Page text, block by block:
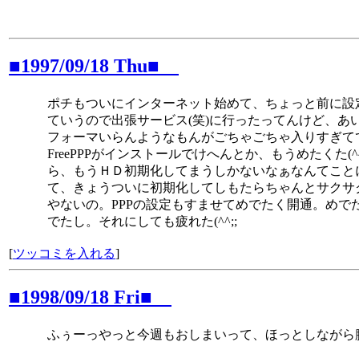
■1997/09/18 Thu■
ポチもついにインターネット始めて、ちょっと前に設
ていうので出張サービス(笑)に行ったってんけど、あ
フォーマいらんようなもんがごちゃごちゃ入りすぎて
FreePPPがインストールでけへんとか、もうめたく
ら、もうＨＤ初期化してまうしかないなぁなんてこと
て、きょうついに初期化してしもたらちゃんとサクサ
やないの。PPPの設定もすませてめでたく開通。めで
でたし。それにしても疲れた(^^;;
[ツッコミを入れる]
■1998/09/18 Fri■
ふぅーっやっと今週もおしまいって、ほっとしながら